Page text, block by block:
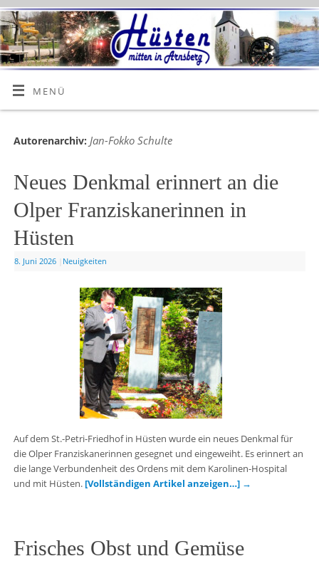
MENÜ
Autorenarchiv: Jan-Fokko Schulte
Neues Denkmal erinnert an die
Olper Franziskanerinnen in
Hüsten
8. Juni 2026 Neuigkeiten
Auf dem St.-Petri-Friedhof in Hüsten wurde ein neues Denkmal für
die Olper Franziskanerinnen gesegnet und eingeweiht. Es erinnert an
die lange Verbundenheit des Ordens mit dem Karolinen-Hospital
und mit Hüsten. [Vollständigen Artikel anzeigen…] →
Frisches Obst und Gemüse